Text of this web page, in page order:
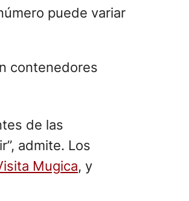
de las
admite. Los
Visita Mugica
donde los
la oferta cultural